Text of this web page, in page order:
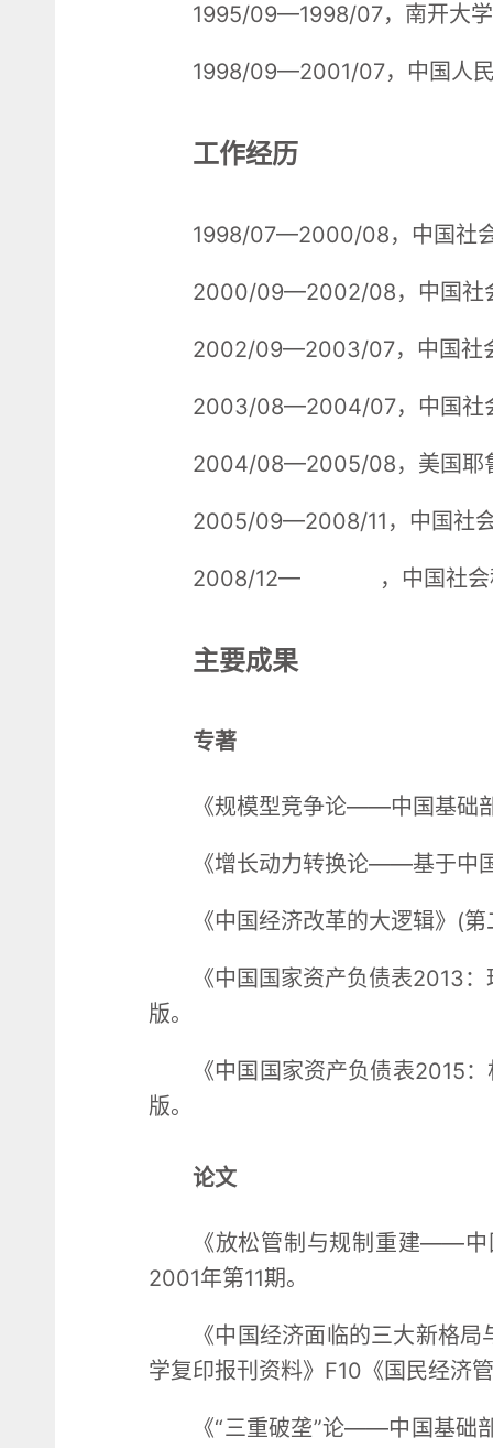
1995/09—1998/07，南开大
1998/09—2001/07，中国人
工作经历
1998/07—2000/08，中国社
2000/09—2002/08，中国社
2002/09—2003/07，中国社
2003/08—2004/07，中国社
2004/08—2005/08，美国耶
2005/09—2008/11，中国社
2008/12— ，中国社会科
主要成果
专著
《规模型竞争论——中国基础
《增长动力转换论——基于中
《中国经济改革的大逻辑》(
《中国国家资产负债表2013
版。
《中国国家资产负债表2015
版。
论文
《放松管制与规制重建——
2001年第11期。
《中国经济面临的三大新格
学复印报刊资料》F10《国民经济
《“三重破垄”论——中国基础